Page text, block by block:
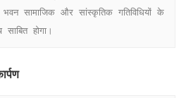
सामाजिक और सांस्कृतिक गतिविधियों के
होगा।